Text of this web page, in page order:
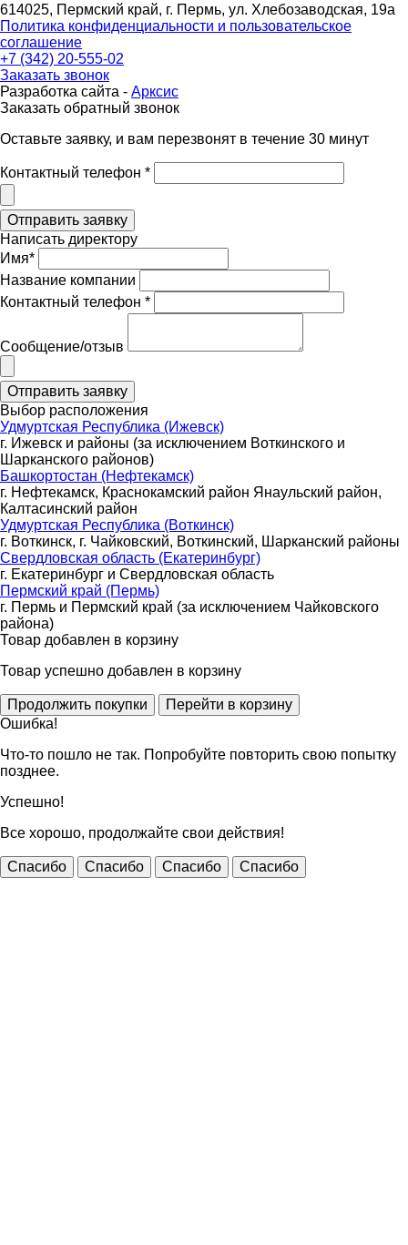
614025, Пермский край, г. Пермь, ул. Хлебозаводская, 19а
Политика конфиденциальности и пользовательское
соглашение
+7 (342) 20-555-02
Заказать звонок
Разработка сайта - Арксис
Заказать обратный звонок
Оставьте заявку, и вам перезвонят в течение 30 минут
Контактный телефон *
Написать директору
Имя*
Название компании
Контактный телефон *
Сообщение/отзыв
Выбор расположения
Удмуртская Республика (Ижевск)
г. Ижевск и районы (за исключением Воткинского и
Шарканского районов)
Башкортостан (Нефтекамск)
г. Нефтекамск, Краснокамский район Янаульский район,
Калтасинский район
Удмуртская Республика (Воткинск)
г. Воткинск, г. Чайковский, Воткинский, Шарканский районы
Свердловская область (Екатеринбург)
г. Екатеринбург и Свердловская область
Пермский край (Пермь)
г. Пермь и Пермский край (за исключением Чайковского
района)
Товар добавлен в корзину
Товар успешно добавлен в корзину
Ошибка!
Что-то пошло не так. Попробуйте повторить свою попытку
позднее.
Успешно!
Все хорошо, продолжайте свои действия!
Спасибо Спасибо Спасибо Спасибо